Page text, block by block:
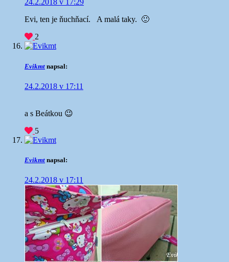
24.2.2018 v 17:29
Evi, ten je ňuchňací. A malá taky. 🙂
2
Evikmt napsal:
24.2.2018 v 17:11
a s Beátkou 😉
5
Evikmt napsal:
24.2.2018 v 17:11